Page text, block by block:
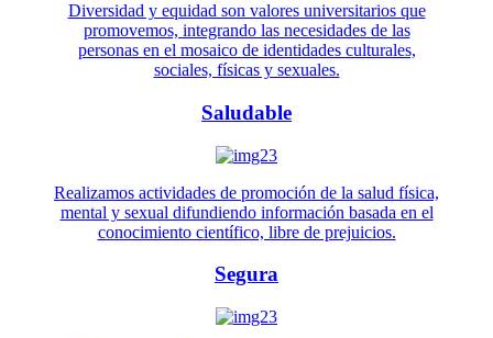
Diversidad y equidad son valores universitarios que
promovemos, integrando las necesidades de las
personas en el mosaico de identidades culturales,
sociales, físicas y sexuales.
Saludable
Realizamos actividades de promoción de la salud física,
mental y sexual difundiendo información basada en el
conocimiento científico, libre de prejuicios.
Segura